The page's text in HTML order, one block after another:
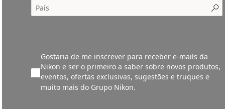
Gostaria de me inscrever para receber e-mails da
Nikon e ser o primeiro a saber sobre novos produtos,
eventos, ofertas exclusivas, sugestões e truques e
muito mais do Grupo Nikon.